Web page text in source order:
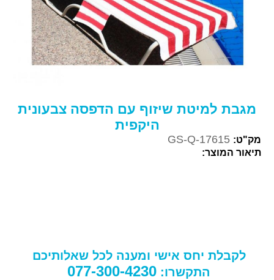
מגבת למיטת שיזוף עם הדפסה צבעונית
היקפית
מק"ט: GS-Q-17615
תיאור המוצר:
לקבלת יחס אישי ומענה לכל שאלותיכם
התקשרו: 077-300-4230